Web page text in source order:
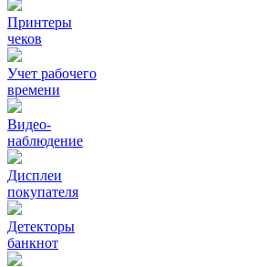
Принтеры
чеков
Учет рабочего
времени
Видео‑
наблюдение
Дисплеи
покупателя
Детекторы
банкнот